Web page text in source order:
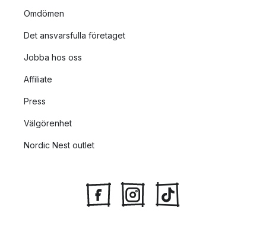
Omdömen
Det ansvarsfulla företaget
Jobba hos oss
Affiliate
Press
Välgörenhet
Nordic Nest outlet